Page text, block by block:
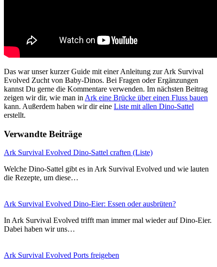
Das war unser kurzer Guide mit einer Anleitung zur Ark Survival
Evolved Zucht von Baby-Dinos. Bei Fragen oder Ergänzungen
kannst Du gerne die Kommentare verwenden. Im nächsten Beitrag
zeigen wir dir, wie man in Ark eine Brücke über einen Fluss bauen
kann. Außerdem haben wir dir eine Liste mit allen Dino-Sattel
erstellt.
Verwandte Beiträge
Ark Survival Evolved Dino-Sattel craften (Liste)
Welche Dino-Sattel gibt es in Ark Survival Evolved und wie lauten
die Rezepte, um diese…
Ark Survival Evolved Dino-Eier: Essen oder ausbrüten?
In Ark Survival Evolved trifft man immer mal wieder auf Dino-Eier.
Dabei haben wir uns…
Ark Survival Evolved Ports freigeben